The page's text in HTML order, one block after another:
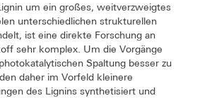
um ein großes, weitverzweigtes
unterschiedlichen strukturellen
ist eine direkte Forschung an
sehr komplex. Um die Vorgänge
Spaltung besser zu
daher im Vorfeld kleinere
des Lignins synthetisiert und